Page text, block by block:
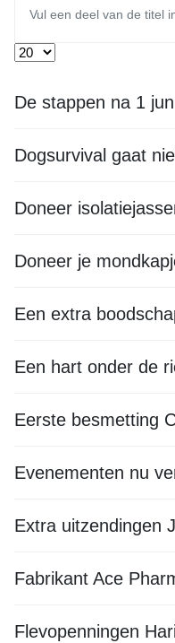
Toon #
De stappen na 1
Dogsurvival gaat
Doneer
Doneer je
Een extra
Een hart onder de
Eerste besmetting
Evenementen nu
Extra uitzendingen
Fabrikant Ace
Flevopenningen